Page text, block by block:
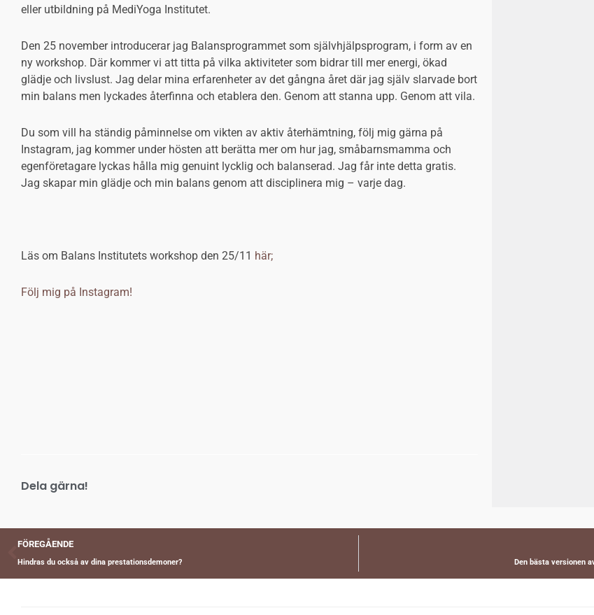
eller utbildning på MediYoga Institutet.
Den 25 november introducerar jag Balansprogrammet som självhjälpsprogram, i form av en
ny workshop. Där kommer vi att titta på vilka aktiviteter som bidrar till mer energi, ökad
glädje och livslust. Jag delar mina erfarenheter av det gångna året där jag själv slarvade bort
min balans men lyckades återfinna och etablera den. Genom att stanna upp. Genom att vila.
Du som vill ha ständig påminnelse om vikten av aktiv återhämtning, följ mig gärna på
Instagram, jag kommer under hösten att berätta mer om hur jag, småbarnsmamma och
egenföretagare lyckas hålla mig genuint lycklig och balanserad. Jag får inte detta gratis.
Jag skapar min glädje och min balans genom att disciplinera mig – varje dag.
Läs om Balans Institutets workshop den 25/11 här;
Följ mig på Instagram!
Dela gärna!
Föregående
FÖREGÅENDE
Hindras du också av dina prestationsdemoner? Den bästa versionen